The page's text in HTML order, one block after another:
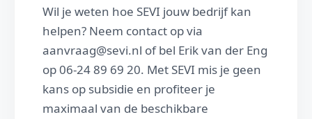
Wil je weten hoe SEVI jouw bedrijf kan
helpen? Neem contact op via
aanvraag@sevi.nl of bel Erik van der Eng
op 06-24 89 69 20. Met SEVI mis je geen
kans op subsidie en profiteer je
maximaal van de beschikbare